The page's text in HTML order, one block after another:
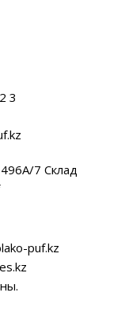
3
7 Склад
puf.kz